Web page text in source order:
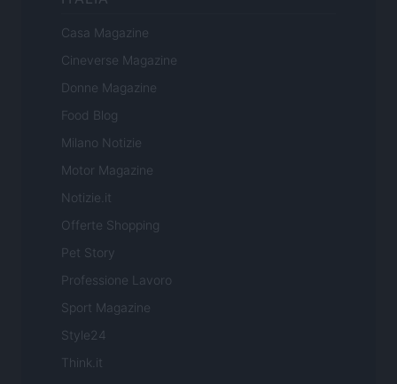
Casa Magazine
Cineverse Magazine
Donne Magazine
Food Blog
Milano Notizie
Motor Magazine
Notizie.it
Offerte Shopping
Pet Story
Professione Lavoro
Sport Magazine
Style24
Think.it